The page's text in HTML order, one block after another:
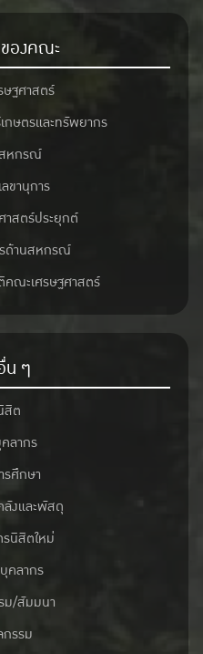
องคณะ
ษฐศาสตร์
กษตรและทรัพยากร
หกรณ์
ขานุการ
าสตร์ประยุกต์
ด้านสหกรณ์
คณะเศรษฐศาสตร์
น ๆ
สิต
ลากร
ศึกษา
ลังและพัสดุ
นิสิตใหม่
คลากร
ม/สัมมนา
รรม